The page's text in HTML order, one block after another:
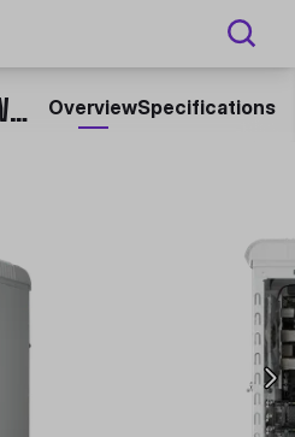
CM 690 II ADVANCED WHITE OverviewSpecifications